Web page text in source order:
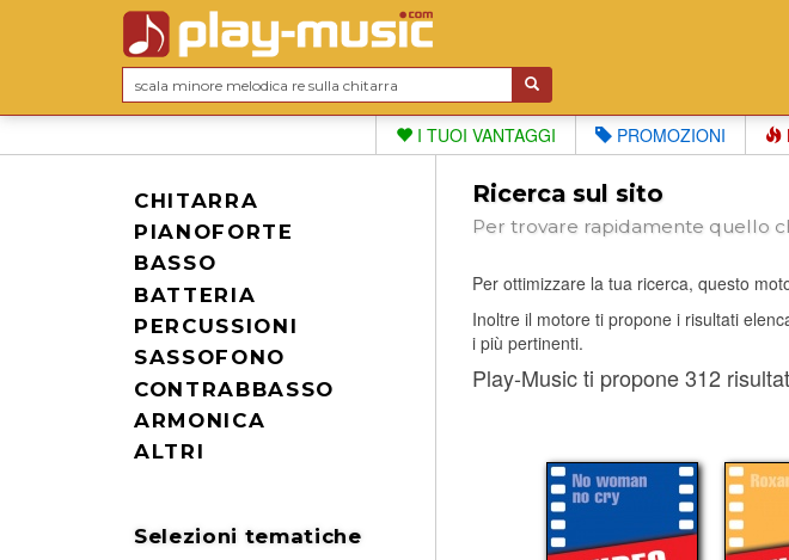
I TUOI VANTAGGI PROMOZIONI
CHITARRA
PIANOFORTE
BASSO
BATTERIA
PERCUSSIONI
SASSOFONO
CONTRABBASSO
ARMONICA
ALTRI
Selezioni tematiche
Ricerca sul sito
Per trovare rapidamente quello
Per ottimizzare la tua ricerca, questo
Inoltre il motore ti propone i risultati
i più pertinenti.
Play-Music ti propone 312